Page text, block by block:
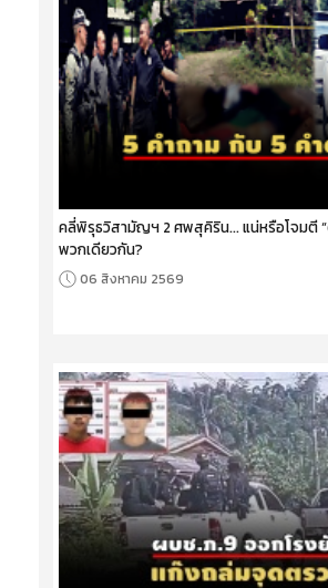
คลี่พิรุธวิสามัญฯ 2 ศพสุคิริน... แน่หรือโจมตี “
พวกเดียวกัน?
06 สิงหาคม 2569